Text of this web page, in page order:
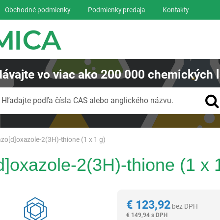
2(3H)-thione (1 x 1 g)
2(3H)-thione (1 x
€123,92 bez DPH
€ 149,94 s DPH
Obchodné podmienky Podmienky predaja Kontakty
vo viac ako200 000 chemických
Hľadajte podľa čísla CAS alebo anglického názvu.